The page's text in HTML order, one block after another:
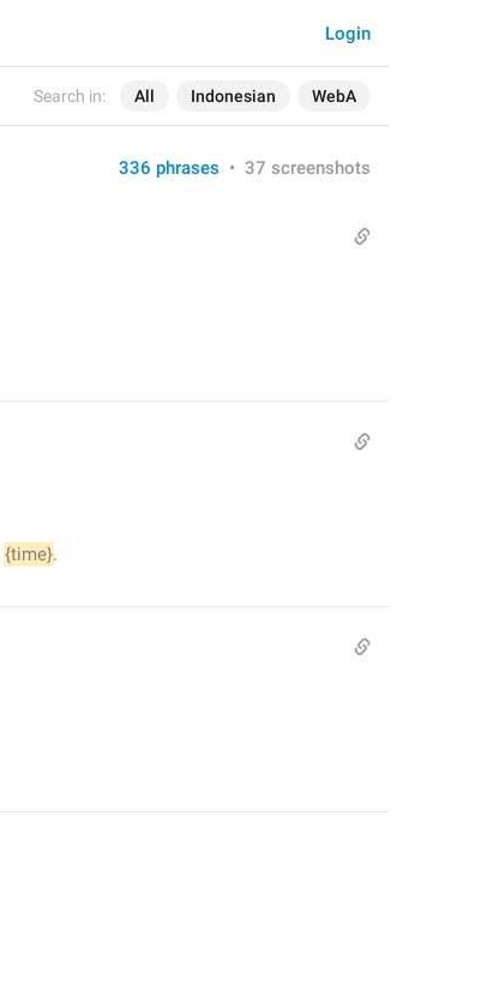
Search in: All Indonesian WebA
Login
336 phrases • 37 screenshots
{time}.